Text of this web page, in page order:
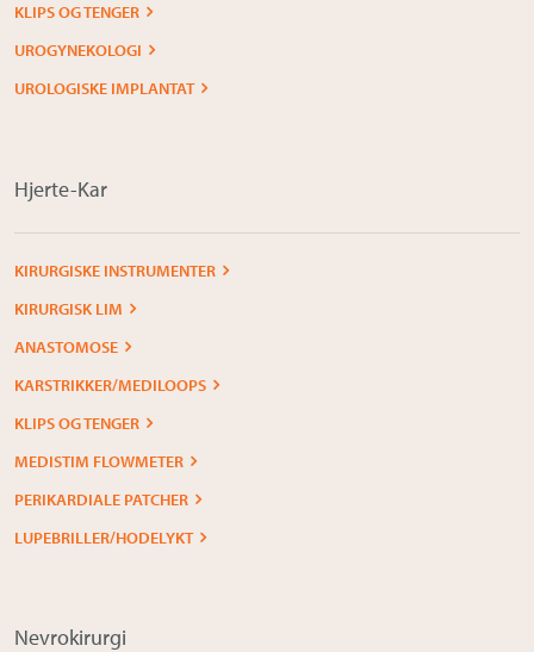
KLIPS OG TENGER
UROGYNEKOLOGI
UROLOGISKE IMPLANTAT
Hjerte-Kar
KIRURGISKE INSTRUMENTER
KIRURGISK LIM
ANASTOMOSE
KARSTRIKKER/MEDILOOPS
KLIPS OG TENGER
MEDISTIM FLOWMETER
PERIKARDIALE PATCHER
LUPEBRILLER/HODELYKT
Nevrokirurgi